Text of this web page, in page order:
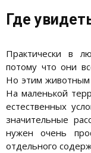
Где
Практически в
потому что они
Но этим животным
На маленькой
естественных
значительные
нужен очень
отдельного